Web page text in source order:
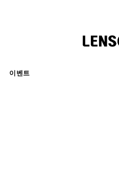
이벤트